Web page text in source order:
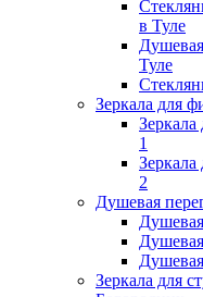
в Туле
Туле
Зеркала для
1
2
Душевая
Зеркала для